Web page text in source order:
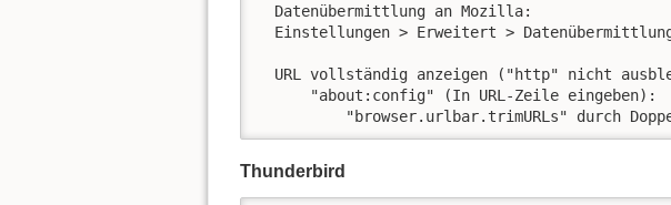
  Datenübermittlung an Mozilla:
Einstellungen > Erweitert >
URL vollständig anzeigen ("http" nicht
      "about:config" (In URL-Zeile eingeben):
"browser.urlbar.trimURLs" durch
Thunderbird